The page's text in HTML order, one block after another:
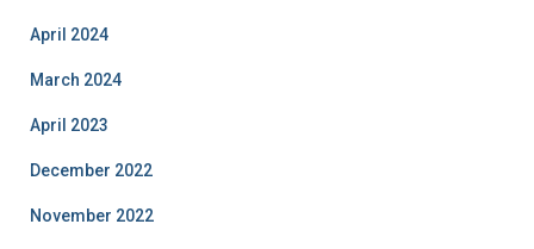
April 2024
March 2024
April 2023
December 2022
November 2022